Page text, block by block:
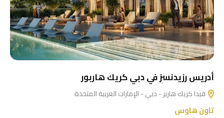
أدريس رزيدنسز في دبي كريك هاربور
فيدا كريك هاربر - دبي - الإمارات العربية المتحدة
تاون هاوس